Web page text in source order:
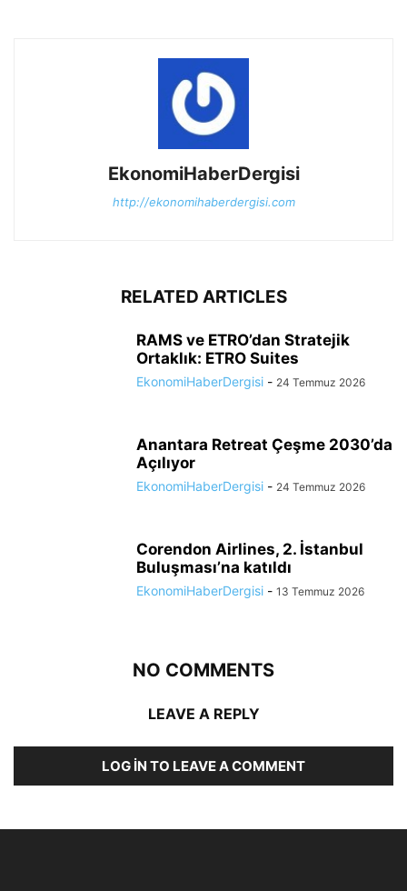
EkonomiHaberDergisi
http://ekonomihaberdergisi.com
RELATED ARTICLES
RAMS ve ETRO’dan Stratejik
Ortaklık: ETRO Suites
EkonomiHaberDergisi - 24 Temmuz 2026
Anantara Retreat Çeşme 2030’da
Açılıyor
EkonomiHaberDergisi - 24 Temmuz 2026
Corendon Airlines, 2. İstanbul
Buluşması’na katıldı
EkonomiHaberDergisi - 13 Temmuz 2026
NO COMMENTS
LEAVE A REPLY
LOG IN TO LEAVE A COMMENT